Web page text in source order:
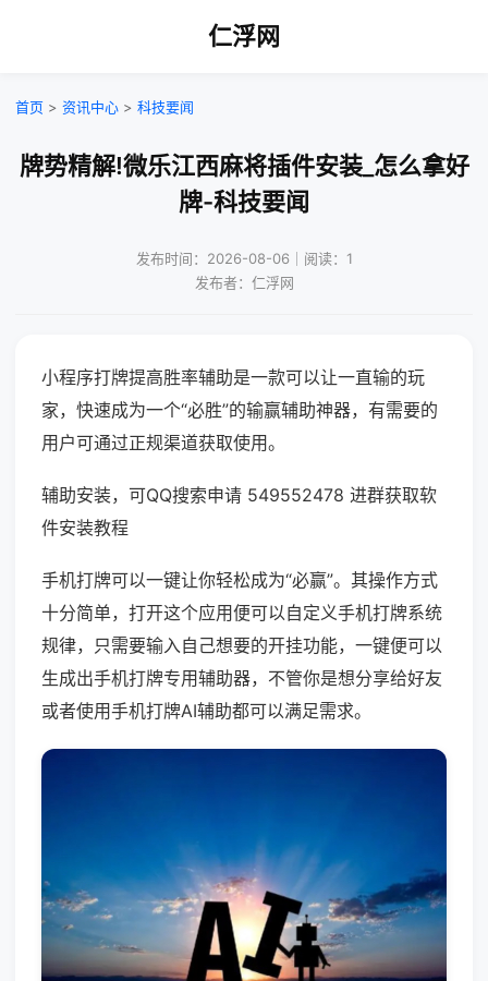
仁浮网
首页 > 资讯中心 > 科技要闻
牌势精解!微乐江西麻将插件安装_怎么拿好
牌-科技要闻
发布时间：2026-08-06｜阅读：1
发布者：仁浮网
小程序打牌提高胜率辅助是一款可以让一直输的玩
家，快速成为一个“必胜”的输赢辅助神器，有需要的
用户可通过正规渠道获取使用。
辅助安装，可QQ搜索申请 549552478 进群获取软
件安装教程
手机打牌可以一键让你轻松成为“必赢”。其操作方式
十分简单，打开这个应用便可以自定义手机打牌系统
规律，只需要输入自己想要的开挂功能，一键便可以
生成出手机打牌专用辅助器，不管你是想分享给好友
或者使用手机打牌AI辅助都可以满足需求。